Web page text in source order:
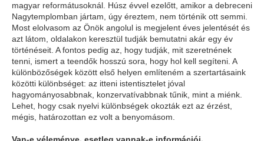
magyar reformátusoknál. Húsz évvel ezelőtt, amikor a debreceni
Nagytemplomban jártam, úgy éreztem, nem történik ott semmi.
Most elolvasom az Önök angolul is megjelent éves jelentését és
azt látom, oldalakon keresztül tudják bemutatni akár egy év
történéseit. A fontos pedig az, hogy tudják, mit szeretnének
tenni, ismert a teendők hosszú sora, hogy hol kell segíteni. A
különbözőségek között első helyen említeném a szertartásaink
közötti különbséget: az itteni istentisztelet jóval
hagyományosabbnak, konzervatívabbnak tűnik, mint a miénk.
Lehet, hogy csak nyelvi különbségek okozták ezt az érzést,
mégis, határozottan ez volt a benyomásom.